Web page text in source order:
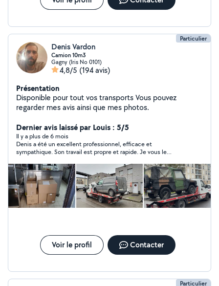
Particulier
Denis Vardon
Camion 10m3
Gagny (Iris No 0101)
4,8/5 (194 avis)
Présentation
Disponible pour tout vos transports Vous pouvez
regarder mes avis ainsi que mes photos.
Dernier avis laissé par Louis : 5/5
Il y a plus de 6 mois
Denis a été un excellent professionnel, efficace et
sympathique. Son travail est propre et rapide. Je vous le
Voir le profil Contacter
Particulier